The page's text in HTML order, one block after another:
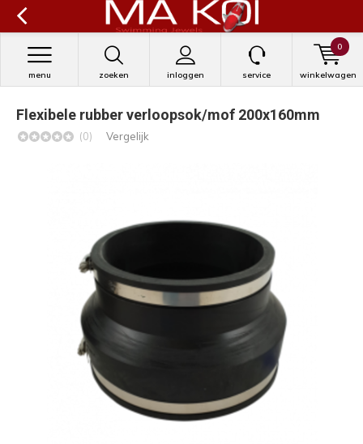
zoeken inloggen
menu service winkelwagen
0
Flexibele rubber verloopsok/mof 200x160mm
(0) Vergelijk